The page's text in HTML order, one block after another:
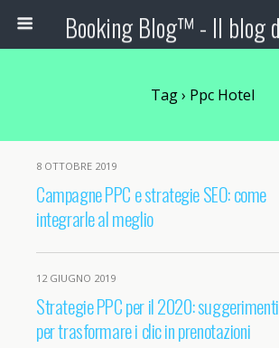
Tag › Ppc Hotel
8 OTTOBRE 2019
Campagne PPC e strategie SEO: come
integrarle al meglio
12 GIUGNO 2019
Strategie PPC per il 2020: suggerimenti
per trasformare i clic in prenotazioni